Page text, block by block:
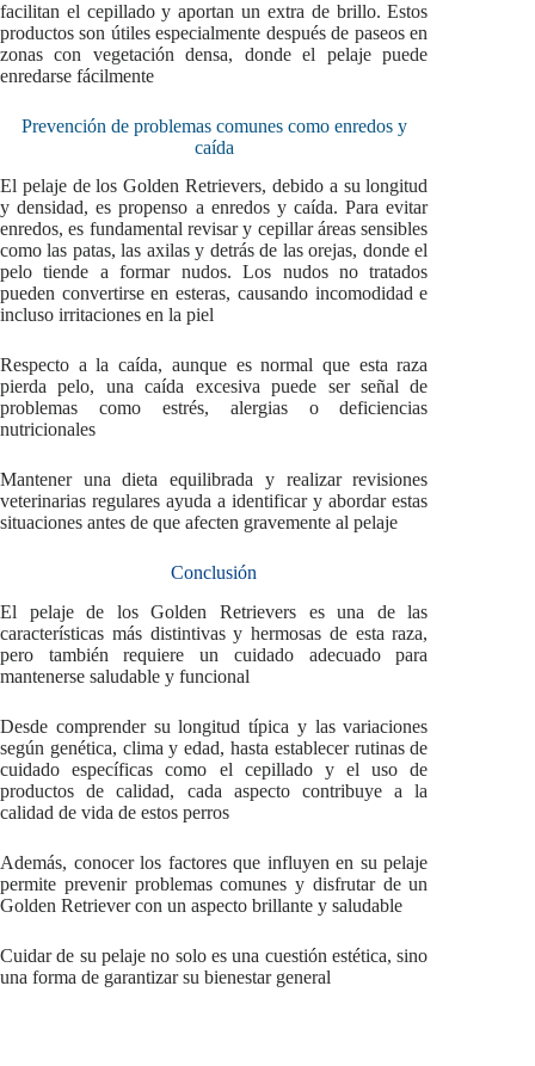
facilitan el cepillado y aportan un extra de brillo. Estos
productos son útiles especialmente después de paseos en
zonas con vegetación densa, donde el pelaje puede
enredarse fácilmente
Prevención de problemas comunes como enredos y
caída
El pelaje de los Golden Retrievers, debido a su longitud
y densidad, es propenso a enredos y caída. Para evitar
enredos, es fundamental revisar y cepillar áreas sensibles
como las patas, las axilas y detrás de las orejas, donde el
pelo tiende a formar nudos. Los nudos no tratados
pueden convertirse en esteras, causando incomodidad e
incluso irritaciones en la piel
Respecto a la caída, aunque es normal que esta raza
pierda pelo, una caída excesiva puede ser señal de
problemas como estrés, alergias o deficiencias
nutricionales
Mantener una dieta equilibrada y realizar revisiones
veterinarias regulares ayuda a identificar y abordar estas
situaciones antes de que afecten gravemente al pelaje
Conclusión
El pelaje de los Golden Retrievers es una de las
características más distintivas y hermosas de esta raza,
pero también requiere un cuidado adecuado para
mantenerse saludable y funcional
Desde comprender su longitud típica y las variaciones
según genética, clima y edad, hasta establecer rutinas de
cuidado específicas como el cepillado y el uso de
productos de calidad, cada aspecto contribuye a la
calidad de vida de estos perros
Además, conocer los factores que influyen en su pelaje
permite prevenir problemas comunes y disfrutar de un
Golden Retriever con un aspecto brillante y saludable
Cuidar de su pelaje no solo es una cuestión estética, sino
una forma de garantizar su bienestar general